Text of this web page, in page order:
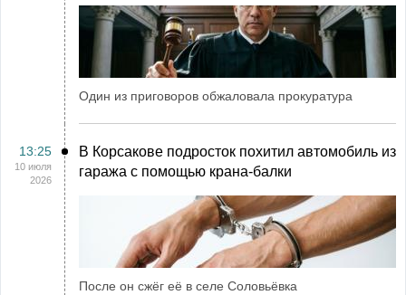
Один из приговоров обжаловала прокуратура
13:25
10 июля
2026
В Корсакове подросток похитил автомобиль из
гаража с помощью крана-балки
После он сжёг её в селе Соловьёвка